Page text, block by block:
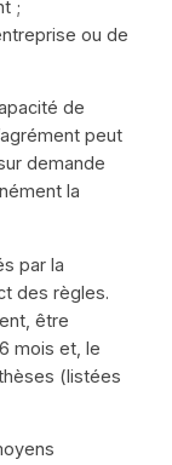
;
ou de
de
peut
demande
la
par la
des règles.
être
mois et, le
(listées